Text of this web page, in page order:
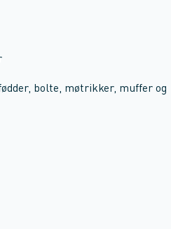
bolte, møtrikker, muffer og